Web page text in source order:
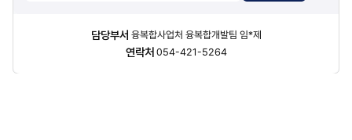
담당부서 융복합사업처 융복합개발팀 임*제
연락처 054-421-5264